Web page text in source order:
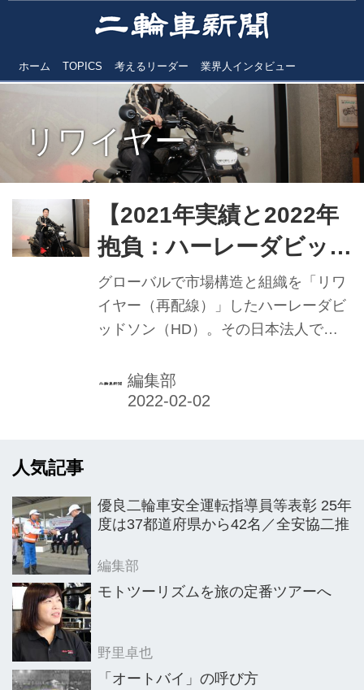
ホーム TOPICS 考えるリーダー 業界人インタビュー
リワイヤー
【2021年実績と2022年
抱負：ハーレーダビッ
ドソンジャパン】 新体
制下の新機種2モデル好
調
グローバルで市場構造と組織を「リワ
イヤー（再配線）」したハーレーダビ
ッドソン（HD）。その日本法人であ
（HDJ）でも2020年12月に野田一夫新
社長を迎え、変革を進めてきた。
編集部
人気記事
優良二輪車安全運転指導員等表彰 25年
度は37都道府県から42名／全安協二推
編集部
モトツーリズムを旅の定番ツアーへ
野里卓也
「オートバイ」の呼び方